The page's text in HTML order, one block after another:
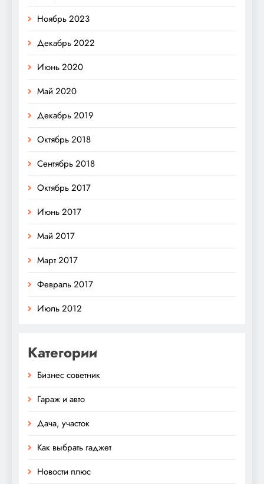
Ноябрь 2023
Декабрь 2022
Июнь 2020
Май 2020
Декабрь 2019
Октябрь 2018
Сентябрь 2018
Октябрь 2017
Июнь 2017
Май 2017
Март 2017
Февраль 2017
Июль 2012
Категории
Бизнес советник
Гараж и авто
Дача, участок
Как выбрать гаджет
Новости плюс